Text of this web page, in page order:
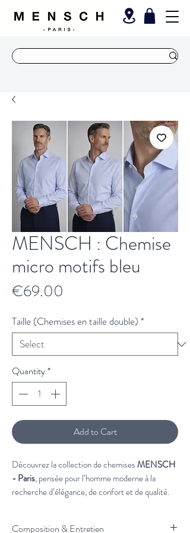
MENSCH : Chemise
micro motifs bleu
€69.00
Taille (Chemises en taille double) *
Quantity*
Add to Cart
Découvrez la collection de chemisesMENSCH
- Paris, pensée pour l’homme moderne à la
recherche d’élégance, de confort et de qualité.
Composition & Entretien